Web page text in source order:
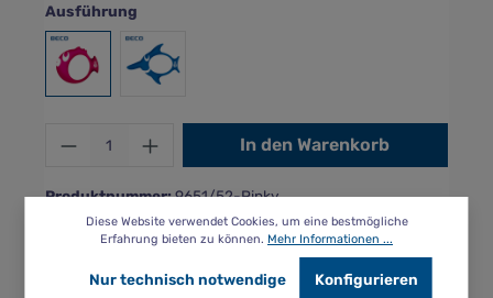
Ausführung
Pinky Ray
Produkt Anzahl: Gib den gewünschten
In den Warenkorb
Produktnummer:9651/52-Pinky
Hersteller:Beco
Diese Website verwendet Cookies, um eine bestmögliche
Erfahrung bieten zu können. Mehr Informationen ...
Nur technisch notwendige Konfigurieren